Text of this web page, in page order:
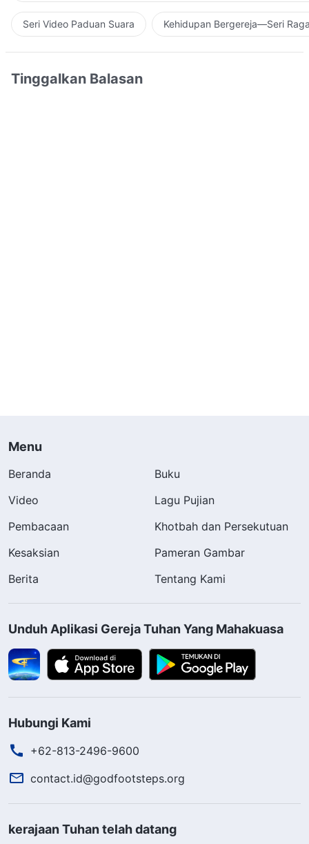
Seri Video Paduan Suara Kehidupan Bergereja—Seri
Tinggalkan Balasan
Menu
Beranda
Buku
Video
Lagu Pujian
Pembacaan
Khotbah dan Persekutuan
Kesaksian
Pameran Gambar
Berita
Tentang Kami
Unduh Aplikasi Gereja Tuhan Yang Mahakuasa
Hubungi Kami
+62-813-2496-9600
contact.id@godfootsteps.org
kerajaan Tuhan telah datang